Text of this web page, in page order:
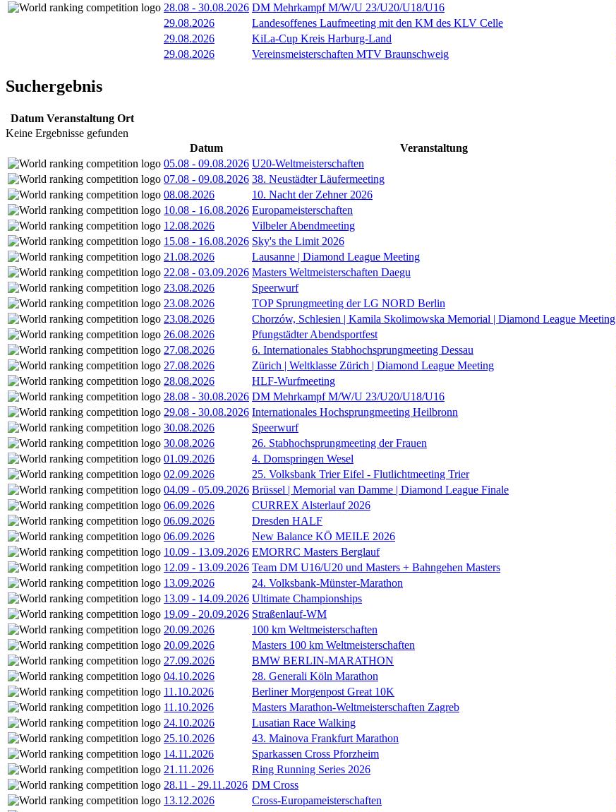
28.08 - 30.08.2026 DM Mehrkampf M/W/U 23/U20/U18/U16
29.08.2026
Landesoffenes Laufmeeting mit den KM des KLV Celle
29.08.2026
KiLa-Cup Kreis Harburg-Land
29.08.2026
Vereinsmeisterschaften MTV Braunschweig
Suchergebnis
Datum Veranstaltung Ort
Keine Ergebnisse gefunden
Datum
Veranstaltung
05.08 - 09.08.2026 U20-Weltmeisterschaften
07.08 - 09.08.2026 38. Neustädter Läufermeeting
08.08.2026
10. Nacht der Zehner 2026
10.08 - 16.08.2026 Europameisterschaften
12.08.2026
Vilbeler Abendmeeting
15.08 - 16.08.2026 Sky's the Limit 2026
21.08.2026
Lausanne | Diamond League Meeting
22.08 - 03.09.2026 Masters Weltmeisterschaften Daegu
23.08.2026
Speerwurf
23.08.2026
TOP Sprungmeeting der LG NORD Berlin
23.08.2026
Chorzów, Schlesien | Kamila Skolimowska Memorial | Diamond League Meeting
26.08.2026
Pfungstädter Abendsportfest
27.08.2026
6. Internationales Stabhochsprungmeeting Dessau
27.08.2026
Zürich | Weltklasse Zürich | Diamond League Meeting
28.08.2026
HLF-Wurfmeeting
28.08 - 30.08.2026 DM Mehrkampf M/W/U 23/U20/U18/U16
29.08 - 30.08.2026 Internationales Hochsprungmeeting Heilbronn
30.08.2026
Speerwurf
30.08.2026
26. Stabhochsprungmeeting der Frauen
01.09.2026
4. Domspringen Wesel
02.09.2026
25. Volksbank Trier Eifel - Flutlichtmeeting Trier
04.09 - 05.09.2026 Brüssel | Memorial van Damme | Diamond League Finale
06.09.2026
CURREX Alsterlauf 2026
06.09.2026
Dresden HALF
06.09.2026
New Balance KÖ MEILE 2026
10.09 - 13.09.2026 EMORRC Masters Berglauf
12.09 - 13.09.2026 Team DM U16/U20 und Masters + Bahngehen Masters
13.09.2026
24. Volksbank-Münster-Marathon
13.09 - 14.09.2026 Ultimate Championships
19.09 - 20.09.2026 Straßenlauf-WM
20.09.2026
100 km Weltmeisterschaften
20.09.2026
Masters 100 km Weltmeisterschaften
27.09.2026
BMW BERLIN-MARATHON
04.10.2026
28. Generali Köln Marathon
11.10.2026
Berliner Morgenpost Great 10K
11.10.2026
Masters Marathon-Weltmeisterschaften Zagreb
24.10.2026
Lusatian Race Walking
25.10.2026
43. Mainova Frankfurt Marathon
14.11.2026
Sparkassen Cross Pforzheim
21.11.2026
Ring Running Series 2026
28.11 - 29.11.2026 DM Cross
13.12.2026
Cross-Europameisterschaften